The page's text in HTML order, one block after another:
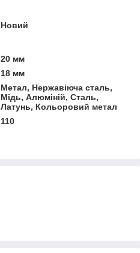
Новий
20 мм
18 мм
Метал, Нержавіюча сталь,
Мідь, Алюміній, Сталь,
Латунь, Кольоровий метал
110